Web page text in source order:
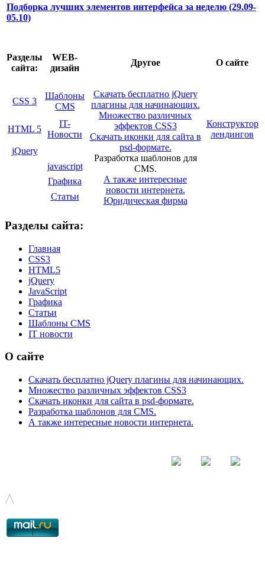
Подборка лучших элементов интерфейса за неделю (29.09-
05.10)
Разделы
сайта:
WEB-
дизайн
Другое О сайте
CSS 3
Шаблоны
CMS
Скачать бесплатно jQuery
плагины для начинающих.
Множество различных
эффектов CSS3
Скачать иконки для сайта в
psd-формате.
Разработка шаблонов для
CMS.
А также интересные
новости интернета.
Юридическая фирма
HTML 5
IT-
Новости
Конструктор
лендингов
jQuery
javascript
Графика
Статьи
Разделы сайта:
Главная
CSS3
HTML5
jQuery
JavaScript
Графика
Статьи
Шаблоны CMS
IT новости
О сайте
Скачать бесплатно jQuery плагины для начинающих.
Множество различных эффектов CSS3
Скачать иконки для сайта в psd-формате.
Разработка шаблонов для CMS.
А также интересные новости интернета.
© - 2015-2017 - helix.su - все для вашего сайта |
^